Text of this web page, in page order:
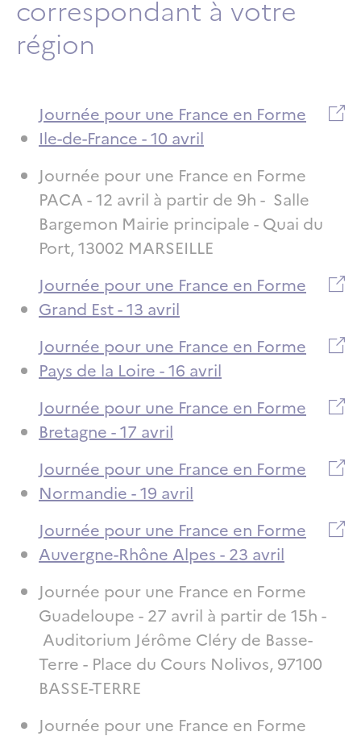
correspondant à votre
région
Journée pour une France en Forme
Ile-de-France - 10 avril
Journée pour une France en Forme
PACA - 12 avril à partir de 9h - Salle
Bargemon Mairie principale - Quai du
Port, 13002 MARSEILLE
Journée pour une France en Forme
Grand Est - 13 avril
Journée pour une France en Forme
Pays de la Loire - 16 avril
Journée pour une France en Forme
Bretagne - 17 avril
Journée pour une France en Forme
Normandie - 19 avril
Journée pour une France en Forme
Auvergne-Rhône Alpes - 23 avril
Journée pour une France en Forme
Guadeloupe - 27 avril à partir de 15h -
Auditorium Jérôme Cléry de Basse-
Terre - Place du Cours Nolivos, 97100
BASSE-TERRE
Journée pour une France en Forme